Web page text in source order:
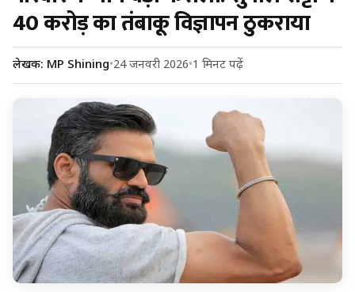
40 करोड़ का तंबाकू विज्ञापन ठुकराया
लेखक: MP Shining•24 जनवरी 2026•1 मिनट पढ़ें